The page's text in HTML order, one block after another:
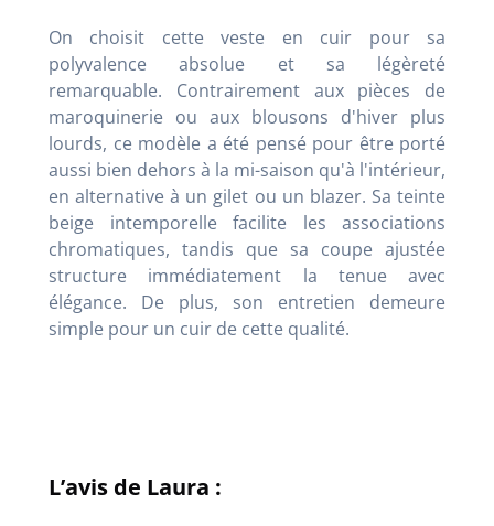
On choisit cette veste en cuir pour sa
polyvalence absolue et sa légèreté
remarquable. Contrairement aux pièces de
maroquinerie ou aux blousons d'hiver plus
lourds, ce modèle a été pensé pour être porté
aussi bien dehors à la mi-saison qu'à l'intérieur,
en alternative à un gilet ou un blazer. Sa teinte
beige intemporelle facilite les associations
chromatiques, tandis que sa coupe ajustée
structure immédiatement la tenue avec
élégance. De plus, son entretien demeure
simple pour un cuir de cette qualité.
L’avis de Laura :